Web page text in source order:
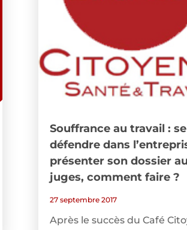
Souffrance au travail : se
défendre dans
présenter son dossier
juges, comment faire ?
27 septembre 2017
Après le succès du Café